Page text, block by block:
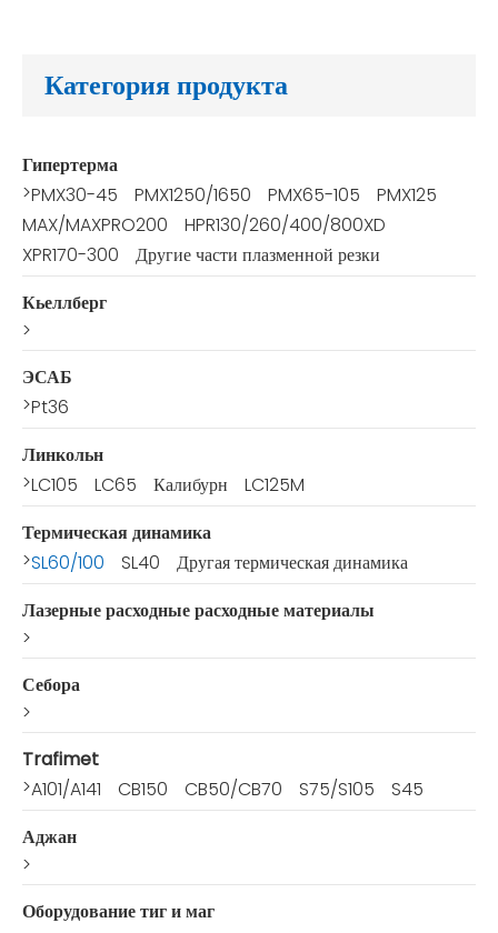
Категория продукта
Гипертерма
>PMX30-45 PMX1250/1650 PMX65-105
PMX125
MAX/MAXPRO200
HPR130/260/400/800XD
XPR170-300
Другие части плазменной резки
Кьеллберг
>
ЭСАБ
>Pt36
Линкольн
>LC105 LC65 Калибурн
LC125M
Термическая динамика
>SL60/100 SL40
Другая термическая динамика
Лазерные расходные расходные материалы
>
Себора
>
Trafimet
>A101/A141 CB150 CB50/CB70 S75/S105
S45
Аджан
>
Оборудование тиг и маг